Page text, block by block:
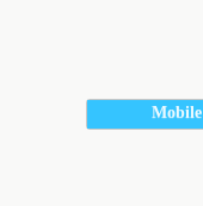
Mobile